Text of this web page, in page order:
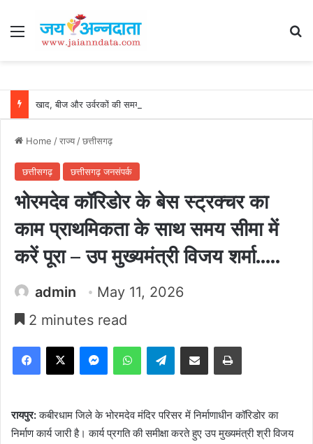
Menu
Home /राज्य/छत्तीसगढ़
छत्तीसगढ़ छत्तीसगढ़ जनसंपर्क
भोरमदेव कॉरिडोर के बेस स्ट्रक्चर का
काम प्राथमिकता के साथ समय सीमा में
करें पूरा – उप मुख्यमंत्री विजय शर्मा…..
admin
May 11, 2026
2 minutes read
Facebook
X MessengerWhatsAppTelegramShare via Email Print
रायपुर:कबीरधाम जिले के भोरमदेव मंदिर परिसर में निर्माणाधीन कॉरिडोर का
निर्माण कार्य जारी है। कार्य प्रगति की समीक्षा करते हुए उप मुख्यमंत्री श्री विजय